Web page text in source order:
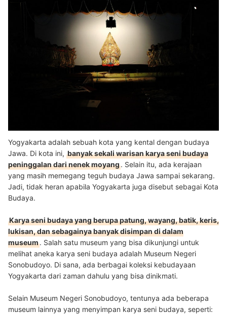
Yogyakarta adalah sebuah kota yang kental dengan budaya
Jawa. Di kota ini, banyak sekali warisan karya seni budaya
peninggalan dari nenek moyang. Selain itu, ada kerajaan
yang masih memegang teguh budaya Jawa sampai sekarang.
Jadi, tidak heran apabila Yogyakarta juga disebut sebagai Kota
Budaya.
Karya seni budaya yang berupa patung, wayang, batik, keris,
lukisan, dan sebagainya banyak disimpan di dalam
museum. Salah satu museum yang bisa dikunjungi untuk
melihat aneka karya seni budaya adalah Museum Negeri
Sonobudoyo. Di sana, ada berbagai koleksi kebudayaan
Yogyakarta dari zaman dahulu yang bisa dinikmati.
Selain Museum Negeri Sonobudoyo, tentunya ada beberapa
museum lainnya yang menyimpan karya seni budaya, seperti: